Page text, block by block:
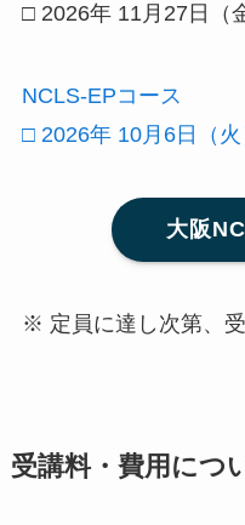
□ 2026年 11月27日（
NCLS-EPコース
□ 2026年 10月6日（火
大阪
※ 定員に達し次第、受
受講料・費用につ